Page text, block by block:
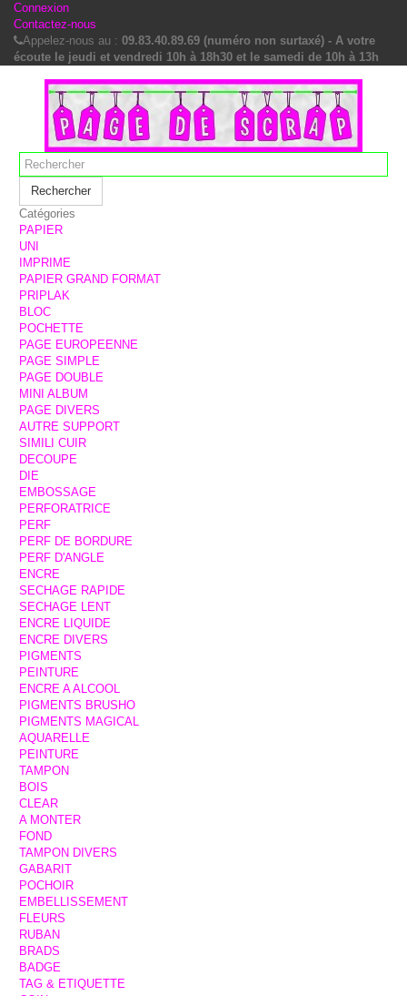
Connexion
Contactez-nous
Appelez-nous au : 09.83.40.89.69 (numéro non surtaxé) - A votre
écoute le jeudi et vendredi 10h à 18h30 et le samedi de 10h à 13h
Rechercher
Catégories
PAPIER
UNI
IMPRIME
PAPIER GRAND FORMAT
PRIPLAK
BLOC
POCHETTE
PAGE EUROPEENNE
PAGE SIMPLE
PAGE DOUBLE
MINI ALBUM
PAGE DIVERS
AUTRE SUPPORT
SIMILI CUIR
DECOUPE
DIE
EMBOSSAGE
PERFORATRICE
PERF
PERF DE BORDURE
PERF D'ANGLE
ENCRE
SECHAGE RAPIDE
SECHAGE LENT
ENCRE LIQUIDE
ENCRE DIVERS
PIGMENTS
PEINTURE
ENCRE A ALCOOL
PIGMENTS BRUSHO
PIGMENTS MAGICAL
AQUARELLE
PEINTURE
TAMPON
BOIS
CLEAR
A MONTER
FOND
TAMPON DIVERS
GABARIT
POCHOIR
EMBELLISSEMENT
FLEURS
RUBAN
BRADS
BADGE
TAG & ETIQUETTE